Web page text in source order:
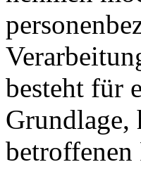
besteht für
betroffenen